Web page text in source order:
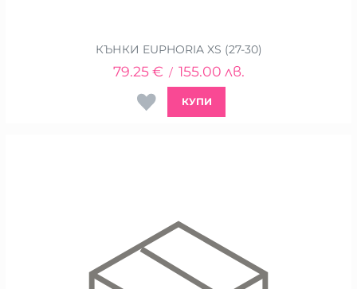
КЪНКИ EUPHORIA XS (27-30)
79.25 € / 155.00 лв.
КУПИ